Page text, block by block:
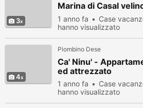
3
Marina di Casal
1 anno fa Case
hanno visualizzato
4
Piombino Dese
Ca' Ninu' -
ed attrezzato
1 anno fa Case
hanno visualizzato